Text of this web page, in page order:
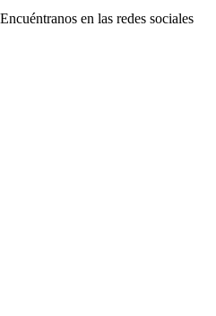
Encuéntranos en las redes sociales